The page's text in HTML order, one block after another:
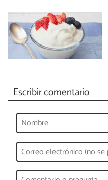
Escribir comentario